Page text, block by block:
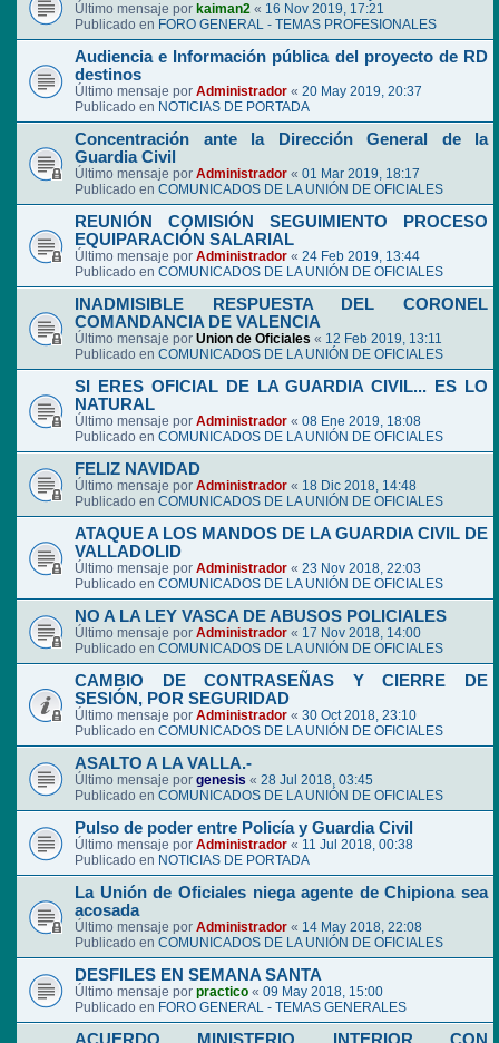
Último mensaje por kaiman2 « 16 Nov 2019, 17:21
Publicado en FORO GENERAL - TEMAS PROFESIONALES
Audiencia e Información pública del proyecto de RD
destinos
Último mensaje por Administrador « 20 May 2019, 20:37
Publicado en NOTICIAS DE PORTADA
Concentración ante la Dirección General de la
Guardia Civil
Último mensaje por Administrador « 01 Mar 2019, 18:17
Publicado en COMUNICADOS DE LA UNIÓN DE OFICIALES
REUNIÓN COMISIÓN SEGUIMIENTO PROCESO
EQUIPARACIÓN SALARIAL
Último mensaje por Administrador « 24 Feb 2019, 13:44
Publicado en COMUNICADOS DE LA UNIÓN DE OFICIALES
INADMISIBLE RESPUESTA DEL CORONEL
COMANDANCIA DE VALENCIA
Último mensaje por Union de Oficiales « 12 Feb 2019, 13:11
Publicado en COMUNICADOS DE LA UNIÓN DE OFICIALES
SI ERES OFICIAL DE LA GUARDIA CIVIL... ES LO
NATURAL
Último mensaje por Administrador « 08 Ene 2019, 18:08
Publicado en COMUNICADOS DE LA UNIÓN DE OFICIALES
FELIZ NAVIDAD
Último mensaje por Administrador « 18 Dic 2018, 14:48
Publicado en COMUNICADOS DE LA UNIÓN DE OFICIALES
ATAQUE A LOS MANDOS DE LA GUARDIA CIVIL DE
VALLADOLID
Último mensaje por Administrador « 23 Nov 2018, 22:03
Publicado en COMUNICADOS DE LA UNIÓN DE OFICIALES
NO A LA LEY VASCA DE ABUSOS POLICIALES
Último mensaje por Administrador « 17 Nov 2018, 14:00
Publicado en COMUNICADOS DE LA UNIÓN DE OFICIALES
CAMBIO DE CONTRASEÑAS Y CIERRE DE
SESIÓN, POR SEGURIDAD
Último mensaje por Administrador « 30 Oct 2018, 23:10
Publicado en COMUNICADOS DE LA UNIÓN DE OFICIALES
ASALTO A LA VALLA.-
Último mensaje por genesis « 28 Jul 2018, 03:45
Publicado en COMUNICADOS DE LA UNIÓN DE OFICIALES
Pulso de poder entre Policía y Guardia Civil
Último mensaje por Administrador « 11 Jul 2018, 00:38
Publicado en NOTICIAS DE PORTADA
La Unión de Oficiales niega agente de Chipiona sea
acosada
Último mensaje por Administrador « 14 May 2018, 22:08
Publicado en COMUNICADOS DE LA UNIÓN DE OFICIALES
DESFILES EN SEMANA SANTA
Último mensaje por practico « 09 May 2018, 15:00
Publicado en FORO GENERAL - TEMAS GENERALES